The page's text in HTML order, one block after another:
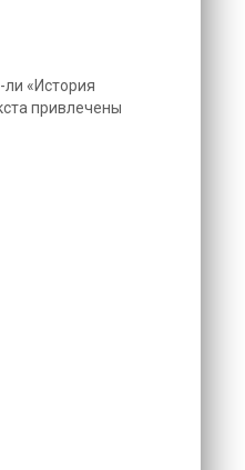
«История
привлечены